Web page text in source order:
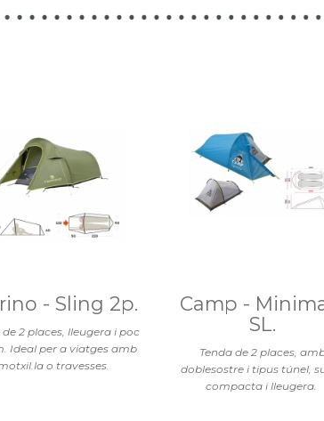
de 2 places, lleugera i poc
Ideal per a viatges amb
o travesses.
- Sling 2p.
Tenda de 2 places,
doblesostre i tipus túnel,
compacta i lleugera.
Camp -
SL.